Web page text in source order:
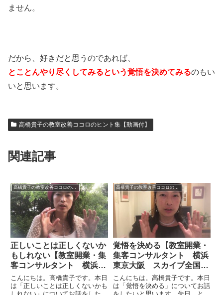
ません。
だから、好きだと思うのであれば、
とことんやり尽くしてみるという覚悟を決めてみるのもい
いと思います。
高橋貴子の教室改善ココロのヒント集【動画付】
関連記事
正しいことは正しくないか
もしれない【教室開業・集
客コンサルタント 横浜東
京大阪 スカイプ全国対
応】
こんにちは。高橋貴子です。本日
は「正しいことは正しくないかも
覚悟を決める【教室開業・
集客コンサルタント 横浜
東京大阪 スカイプ全国対
応】
こんにちは。高橋貴子です。本日
は「覚悟を決める」についてお話